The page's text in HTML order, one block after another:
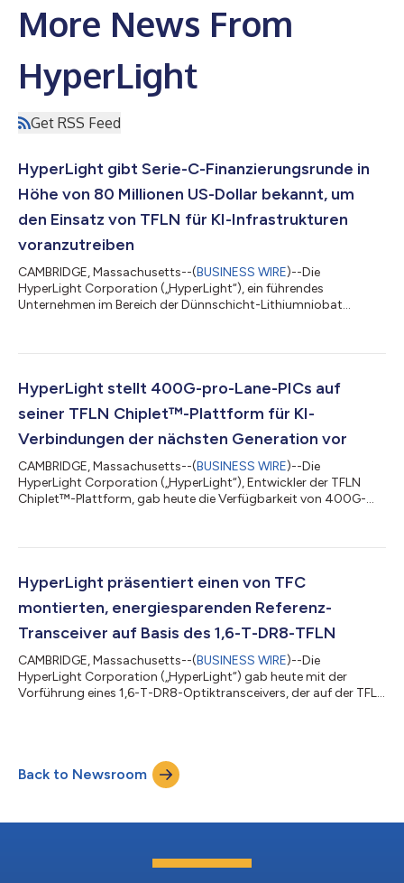
More News From
HyperLight
Get RSS Feed
HyperLight gibt Serie-C-Finanzierungsrunde in
Höhe von 80 Millionen US-Dollar bekannt, um
den Einsatz von TFLN für KI-Infrastrukturen
voranzutreiben
CAMBRIDGE, Massachusetts--(BUSINESS WIRE)--Die
HyperLight Corporation („HyperLight“), ein führendes
Unternehmen im Bereich der Dünnschicht-Lithiumniobat
der Führung von MediaTek bekannt. An der Runde beteiligten
Growth Capital, der Investitionsplattform des Singapore
Economic Development Board und von Enterprise Singapore),
C...
HyperLight stellt 400G-pro-Lane-PICs auf
seiner TFLN Chiplet™-Plattform für KI-
Verbindungen der nächsten Generation vor
CAMBRIDGE, Massachusetts--(BUSINESS WIRE)--Die
HyperLight Corporation („HyperLight“), Entwickler der TFLN
Chiplet™-Plattform, gab heute die Verfügbarkeit von 400G-
Netzwerkinfrastruktur der nächsten Generation entwickelt
Einfügungsdämpfung, einen Betrieb mit niedriger
Ansteuerungsspannung und eine außergewöhnliche
elektrooptische Bandbreite,...
HyperLight präsentiert einen von TFC
montierten, energiesparenden Referenz-
Transceiver auf Basis des 1,6-T-DR8-TFLN
CAMBRIDGE, Massachusetts--(BUSINESS WIRE)--Die
HyperLight Corporation („HyperLight“) gab heute mit der
Vorführung eines 1,6-T-DR8-Optiktransceivers, der auf der TFLN
und fertigungstechnischer Unterstützung durch die Suzhou
TFC Optical Communication Co., Ltd. (SZSE: 300394, oder
„TFC“) vorgeführt. Das Referenzdesign erreicht bei...
Back to Newsroom